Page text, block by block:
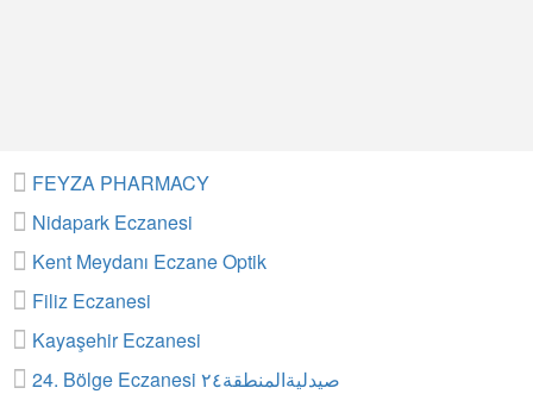
FEYZA PHARMACY
Nidapark Eczanesi
Kent Meydanı Eczane Optik
Filiz Eczanesi
Kayaşehir Eczanesi
24. Bölge Eczanesi صيدليةالمنطقة٢٤